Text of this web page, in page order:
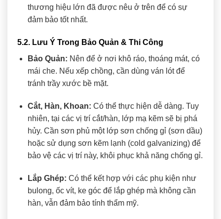
thương hiệu lớn đã được nêu ở trên để có sự
đảm bảo tốt nhất.
5.2. Lưu Ý Trong Bảo Quản & Thi Công
Bảo Quản: Nên để ở nơi khô ráo, thoáng mát, có
mái che. Nếu xếp chồng, cần dùng ván lót để
tránh trầy xước bề mặt.
Cắt, Hàn, Khoan: Có thể thực hiện dễ dàng. Tuy
nhiên, tại các vị trí cắt/hàn, lớp mạ kẽm sẽ bị phá
hủy. Cần sơn phủ một lớp sơn chống gỉ (sơn dầu)
hoặc sử dụng sơn kẽm lạnh (cold galvanizing) để
bảo vệ các vị trí này, khôi phục khả năng chống gỉ.
Lắp Ghép: Có thể kết hợp với các phụ kiện như
bulong, ốc vít, ke góc để lắp ghép mà không cần
hàn, vẫn đảm bảo tính thẩm mỹ.